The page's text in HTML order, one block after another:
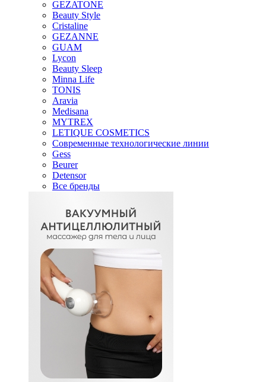
GEZATONE
Beauty Style
Cristaline
GEZANNE
GUAM
Lycon
Beauty Sleep
Minna Life
TONIS
Aravia
Medisana
MYTREX
LETIQUE COSMETICS
Современные технологические линии
Gess
Beurer
Detensor
Все бренды